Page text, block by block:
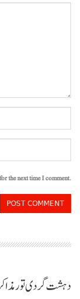
the next time I comment.
دہشت گردی تور